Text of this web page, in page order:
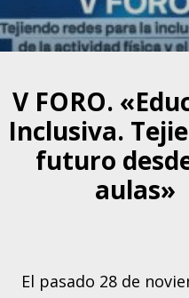
V FORO.
Inclusiva.
futuro
aulas»
El pasado 28 de